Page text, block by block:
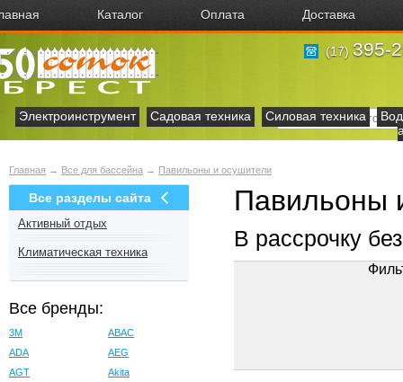
Каталог Оплата Доставка
(17) 395-
Электроинструмент Садовая техника Силовая техника
Главная → Все для бассейна → Павильоны и осушители
Все разделы сайта
Активный отдых
Климатическая техника
Все бренды:
3M
ABAC
ADA
AEG
AGT
Akita
Павильоны
В рассрочку